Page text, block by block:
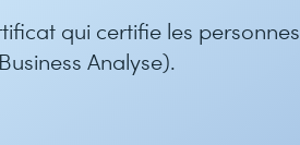
qui certifie les personnes
Analyse).